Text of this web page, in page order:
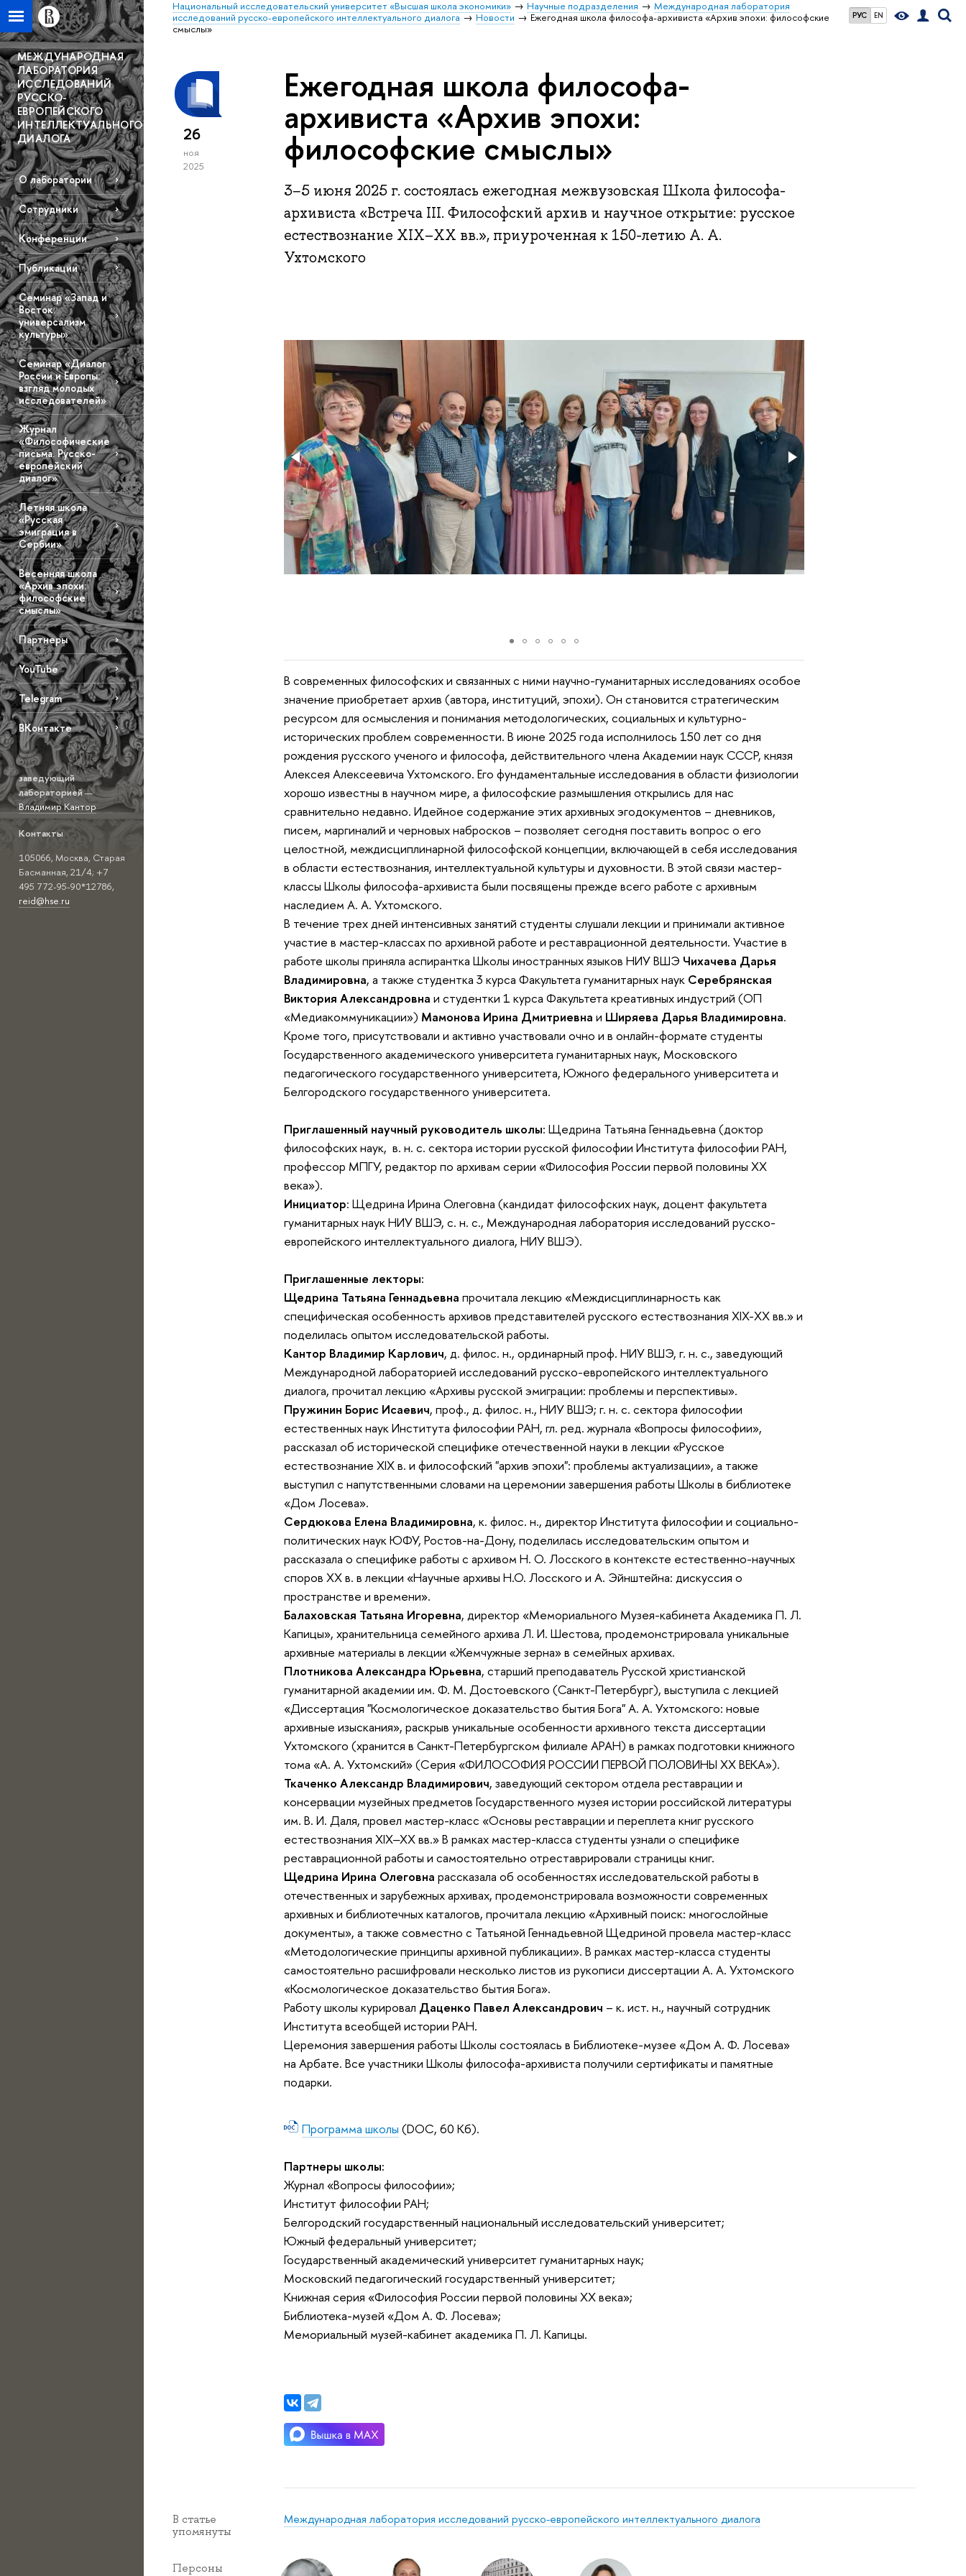
РУС EN
Национальный исследовательский университет «Высшая школа экономики» Научные подразделения
Международная лаборатория
исследований русско-европейского интеллектуального диалога
Новости
Ежегодная школа философа-архивиста «Архив эпохи: философские
смыслы»
МЕЖДУНАРОДНАЯ
ЛАБОРАТОРИЯ
ИССЛЕДОВАНИЙ
РУССКО-
ЕВРОПЕЙСКОГО
ИНТЕЛЛЕКТУАЛЬНОГО
ДИАЛОГА
О лаборатории
Сотрудники
Конференции
Публикации
Семинар «Запад и
Восток:
универсализм
культуры»
Семинар «Диалог
России и Европы:
взгляд молодых
исследователей»
Журнал
«Философические
письма. Русско-
европейский
диалог»
Летняя школа
«Русская
эмиграция в
Сербии»
Весенняя школа
«Архив эпохи:
философские
смыслы»
Партнеры
YouTube
Telegram
ВКонтакте
заведующий
лабораторией—
Владимир Кантор
Контакты
105066, Москва, Старая
Басманная, 21/4; +7
495 772-95-90*12786,
reid@hse.ru
26
ноя
2025
Ежегодная школа философа-
архивиста «Архив эпохи:
философские смыслы»
3−5 июня 2025 г. состоялась ежегодная межвузовская Школа философа-
архивиста «Встреча III. Философский архив и научное открытие: русское
естествознание XIX–XX вв.», приуроченная к 150-летию А. А.
Ухтомского
В современных философских и связанных с ними научно-гуманитарных исследованиях особое
значение приобретает архив (автора, институций, эпохи). Он становится стратегическим
ресурсом для осмысления и понимания методологических, социальных и культурно-
исторических проблем современности. В июне 2025 года исполнилось 150 лет со дня
рождения русского ученого и философа, действительного члена Академии наук СССР, князя
Алексея Алексеевича Ухтомского. Его фундаментальные исследования в области физиологии
хорошо известны в научном мире, а философские размышления открылись для нас
сравнительно недавно. Идейное содержание этих архивных эгодокументов – дневников,
писем, маргиналий и черновых набросков – позволяет сегодня поставить вопрос о его
целостной, междисциплинарной философской концепции, включающей в себя исследования
в области естествознания, интеллектуальной культуры и духовности. В этой связи мастер-
классы Школы философа-архивиста были посвящены прежде всего работе с архивным
наследием А. А. Ухтомского.
В течение трех дней интенсивных занятий студенты слушали лекции и принимали активное
участие в мастер-классах по архивной работе и реставрационной деятельности. Участие в
работе школы приняла аспирантка Школы иностранных языков НИУ ВШЭ Чихачева Дарья
Владимировна, а также студентка 3 курса Факультета гуманитарных наук Серебрянская
Виктория Александровна и студентки 1 курса Факультета креативных индустрий (ОП
«Медиакоммуникации») Мамонова Ирина Дмитриевна и Ширяева Дарья Владимировна.
Кроме того, присутствовали и активно участвовали очно и в онлайн-формате студенты
Государственного академического университета гуманитарных наук, Московского
педагогического государственного университета, Южного федерального университета и
Белгородского государственного университета.
Приглашенный научный руководитель школы: Щедрина Татьяна Геннадьевна (доктор
философских наук, в. н. с. сектора истории русской философии Института философии РАН,
профессор МПГУ, редактор по архивам серии «Философия России первой половины ХХ
века»).
Инициатор: Щедрина Ирина Олеговна (кандидат философских наук, доцент факультета
гуманитарных наук НИУ ВШЭ, с. н. с., Международная лаборатория исследований русско-
европейского интеллектуального диалога, НИУ ВШЭ).
Приглашенные лекторы:
Щедрина Татьяна Геннадьевна прочитала лекцию «Междисциплинарность как
специфическая особенность архивов представителей русского естествознания XIX-XX вв.» и
поделилась опытом исследовательской работы.
Кантор Владимир Карлович, д. филос. н., ординарный проф. НИУ ВШЭ, г. н. с., заведующий
Международной лабораторией исследований русско-европейского интеллектуального
диалога, прочитал лекцию «Архивы русской эмиграции: проблемы и перспективы».
Пружинин Борис Исаевич, проф., д. филос. н., НИУ ВШЭ; г. н. с. сектора философии
естественных наук Института философии РАН, гл. ред. журнала «Вопросы философии»,
рассказал об исторической специфике отечественной науки в лекции «Русское
естествознание XIX в. и философский "архив эпохи": проблемы актуализации», а также
выступил с напутственными словами на церемонии завершения работы Школы в библиотеке
«Дом Лосева».
Сердюкова Елена Владимировна, к. филос. н., директор Института философии и социально-
политических наук ЮФУ, Ростов-на-Дону, поделилась исследовательским опытом и
рассказала о специфике работы с архивом Н. О. Лосского в контексте естественно-научных
споров XX в. в лекции «Научные архивы Н.О. Лосского и А. Эйнштейна: дискуссия о
пространстве и времени».
Балаховская Татьяна Игоревна, директор «Мемориального Музея-кабинета Академика П. Л.
Капицы», хранительница семейного архива Л. И. Шестова, продемонстрировала уникальные
архивные материалы в лекции «Жемчужные зерна» в семейных архивах.
Плотникова Александра Юрьевна, старший преподаватель Русской христианской
гуманитарной академии им. Ф. М. Достоевского (Санкт-Петербург), выступила с лекцией
«Диссертация "Космологическое доказательство бытия Бога" А. А. Ухтомского: новые
архивные изыскания», раскрыв уникальные особенности архивного текста диссертации
Ухтомского (хранится в Санкт-Петербургском филиале АРАН) в рамках подготовки книжного
тома «А. А. Ухтомский» (Серия «ФИЛОСОФИЯ РОССИИ ПЕРВОЙ ПОЛОВИНЫ ХХ ВЕКА»).
Ткаченко Александр Владимирович, заведующий сектором отдела реставрации и
консервации музейных предметов Государственного музея истории российской литературы
им. В. И. Даля, провел мастер-класс «Основы реставрации и переплета книг русского
естествознания XIX‒XX вв.» В рамках мастер-класса студенты узнали о специфике
реставрационной работы и самостоятельно отреставрировали страницы книг.
Щедрина Ирина Олеговна рассказала об особенностях исследовательской работы в
отечественных и зарубежных архивах, продемонстрировала возможности современных
архивных и библиотечных каталогов, прочитала лекцию «Архивный поиск: многослойные
документы», а также совместно с Татьяной Геннадьевной Щедриной провела мастер-класс
«Методологические принципы архивной публикации». В рамках мастер-класса студенты
самостоятельно расшифровали несколько листов из рукописи диссертации А. А. Ухтомского
«Космологическое доказательство бытия Бога».
Работу школы курировал Даценко Павел Александрович – к. ист. н., научный сотрудник
Института всеобщей истории РАН.
Церемония завершения работы Школы состоялась в Библиотеке-музее «Дом А. Ф. Лосева»
на Арбате. Все участники Школы философа-архивиста получили сертификаты и памятные
подарки.
Программа школы (DOC, 60 Кб).
Партнеры школы:
Журнал «Вопросы философии»;
Институт философии РАН;
Белгородский государственный национальный исследовательский университет;
Южный федеральный университет;
Государственный академический университет гуманитарных наук;
Московский педагогический государственный университет;
Книжная серия «Философия России первой половины ХХ века»;
Библиотека-музей «Дом А. Ф. Лосева»;
Мемориальный музей-кабинет академика П. Л. Капицы.
В статье
упомянуты
Международная лаборатория исследований русско-европейского интеллектуального диалога
Персоны